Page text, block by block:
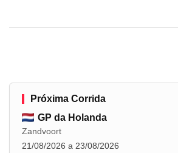
Próxima Corrida
GP da Holanda
Zandvoort
21/08/2026 a 23/08/2026